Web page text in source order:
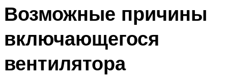
Возможные причины
включающегося
вентилятора